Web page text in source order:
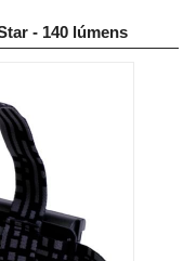
- 140 lúmens